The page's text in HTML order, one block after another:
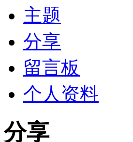
主题
分享
留言板
个人资料
分享